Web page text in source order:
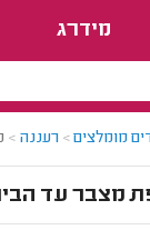
מידרג
מומלצים> רעננה >
מצבר עד